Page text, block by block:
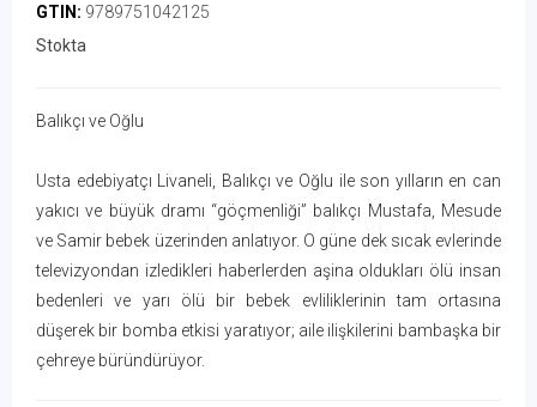
GTIN: 9789751042125
Stokta
Balıkçı ve Oğlu
Usta edebiyatçı Livaneli, Balıkçı ve Oğlu ile son yılların en can
yakıcı ve büyük dramı “göçmenliği” balıkçı Mustafa, Mesude
ve Samir bebek üzerinden anlatıyor. O güne dek sıcak evlerinde
televizyondan izledikleri haberlerden aşina oldukları ölü insan
bedenleri ve yarı ölü bir bebek evliliklerinin tam ortasına
düşerek bir bomba etkisi yaratıyor; aile ilişkilerini bambaşka bir
çehreye büründürüyor.